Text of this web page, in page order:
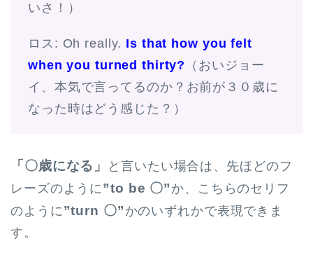
いさ！）
ロス: Oh really. Is that how you felt
when you turned thirty?
（おいジョー
イ、本気で言ってるのか？お前が３０歳に
なった時はどう感じた？）
「〇歳になる」
と言いたい場合は、先ほどのフ
レーズのように”to be 〇” か、こちらのセリフ
のように”turn 〇” かのいずれかで表現できま
す。